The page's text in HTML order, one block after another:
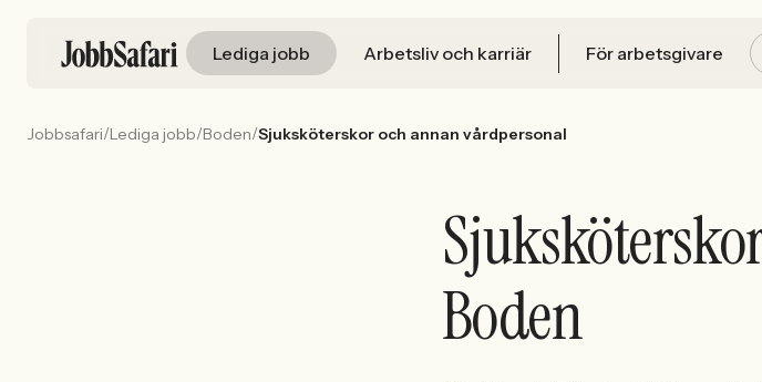
Lediga jobb Arbetsliv och karriär För arbetsgivare
Jobbsafari/Lediga jobb/Boden/Sjuksköterskor och annan vårdpersonal
Boden